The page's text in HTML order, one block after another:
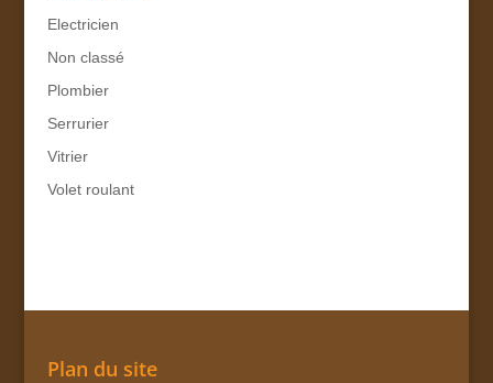
Electricien
Non classé
Plombier
Serrurier
Vitrier
Volet roulant
Plan du site